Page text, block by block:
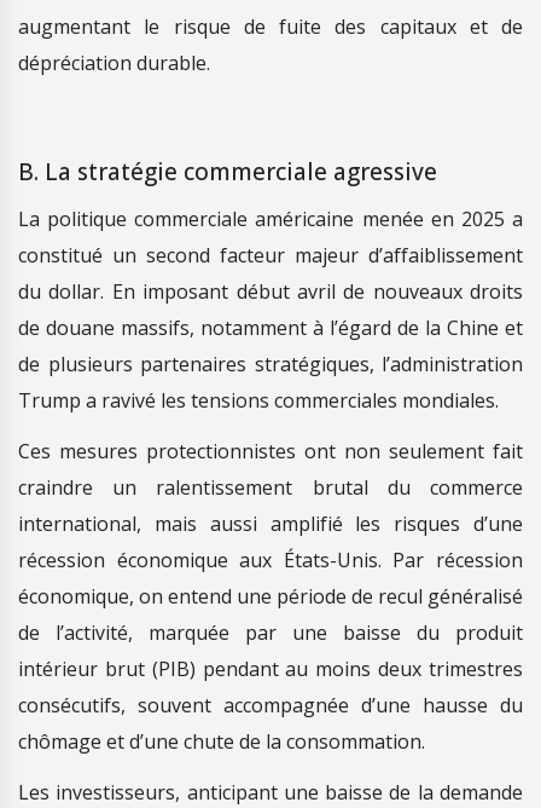
augmentant le risque de fuite des capitaux et de
dépréciation durable.
B. La stratégie commerciale agressive
La politique commerciale américaine menée en 2025 a
constitué un second facteur majeur d’affaiblissement
du dollar. En imposant début avril de nouveaux droits
de douane massifs, notamment à l’égard de la Chine et
de plusieurs partenaires stratégiques, l’administration
Trump a ravivé les tensions commerciales mondiales.
Ces mesures protectionnistes ont non seulement fait
craindre un ralentissement brutal du commerce
international, mais aussi amplifié les risques d’une
récession économique aux États-Unis. Par récession
économique, on entend une période de recul généralisé
de l’activité, marquée par une baisse du produit
intérieur brut (PIB) pendant au moins deux trimestres
consécutifs, souvent accompagnée d’une hausse du
chômage et d’une chute de la consommation.
Les investisseurs, anticipant une baisse de la demande